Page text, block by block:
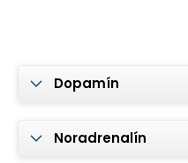
Dopamín
Noradrenalín